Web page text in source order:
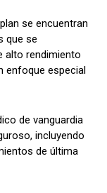
se encuentran
que se
alto rendimiento
enfoque especial
de vanguardia
incluyendo
de última